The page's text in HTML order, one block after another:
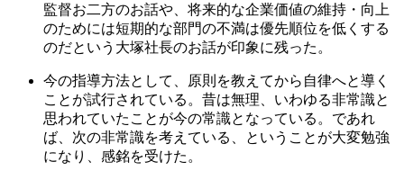
監督お二方のお話や、将来的な企業価値の維持・向上
のためには短期的な部門の不満は優先順位を低くする
のだという大塚社長のお話が印象に残った。
今の指導方法として、原則を教えてから自律へと導く
ことが試行されている。昔は無理、いわゆる非常識と
思われていたことが今の常識となっている。であれ
ば、次の非常識を考えている、ということが大変勉強
になり、感銘を受けた。